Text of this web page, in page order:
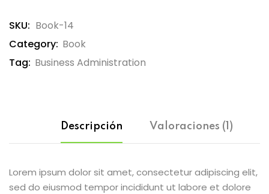
SKU: Book-14
Category: Book
Tag: Business Administration
Descripción Valoraciones (1)
Lorem ipsum dolor sit amet, consectetur adipiscing elit,
sed do eiusmod tempor incididunt ut labore et dolore